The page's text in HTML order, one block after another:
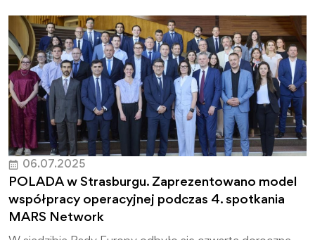
06.07.2025
POLADA w Strasburgu. Zaprezentowano model
współpracy operacyjnej podczas 4. spotkania
MARS Network